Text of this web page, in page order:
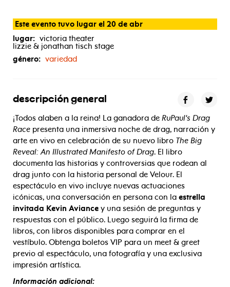
Este evento tuvo lugar el 20 de abr
lugar: victoria theater
lizzie & jonathan tisch stage
género: variedad
descripción general
¡Todos alaben a la reina! La ganadora de RuPaul's Drag
Race presenta una inmersiva noche de drag, narración y
arte en vivo en celebración de su nuevo libro The Big
Reveal: An Illustrated Manifesto of Drag. El libro
documenta las historias y controversias que rodean al
drag junto con la historia personal de Velour. El
espectáculo en vivo incluye nuevas actuaciones
icónicas, una conversación en persona con la estrella
invitada Kevin Aviance y una sesión de preguntas y
respuestas con el público. Luego seguirá la firma de
libros, con libros disponibles para comprar en el
vestíbulo. Obtenga boletos VIP para un meet & greet
previo al espectáculo, una fotografía y una exclusiva
impresión artística.
Información adicional: